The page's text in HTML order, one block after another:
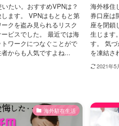
たい。おすすめVPNは？
ます。 VPNはもともと第
クを盗み見られるリスク
ビスでした。 最近では海
ワークにつなぐことがで
からも人気ですよね...
海外移住
券口座は
座を閉鎖
生じます
す。 気
を凍結さ
2021年5
海外駐在生活